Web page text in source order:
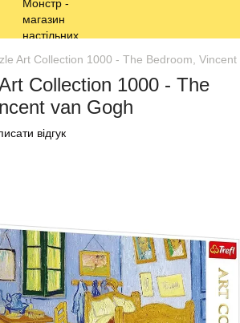
Art Collection 1000 - The Bedroom,
Collection 1000 - The
van Gogh
відгук